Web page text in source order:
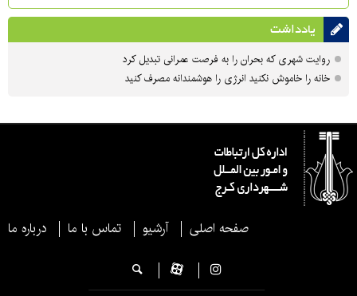
یادداشت
روایت شهری که بحران را به فرصت عمرانی تبدیل کرد
خانه را خاموش نکنید انرژی را هوشمندانه مصرف کنید
صفحه اصلی آرشیو تماس با ما درباره ما